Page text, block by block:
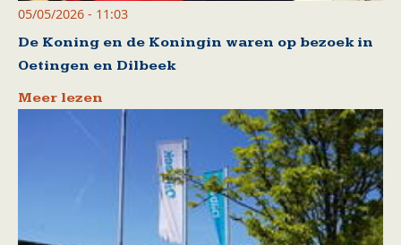
05/05/2026 - 11:03
De Koning en de Koningin waren op bezoek in
Oetingen en Dilbeek
Meer lezen